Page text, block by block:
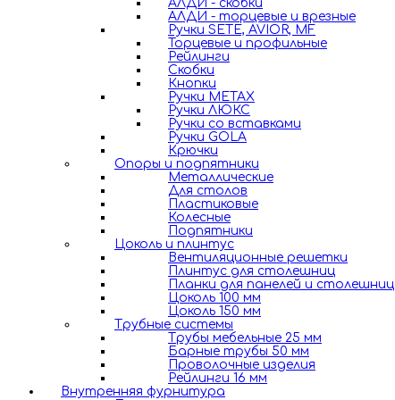
АЛДИ - скобки
АЛДИ - торцевые и врезные
Ручки SETE, AVIOR, MF
Торцевые и профильные
Рейлинги
Скобки
Кнопки
Ручки METAX
Ручки ЛЮКС
Ручки со вставками
Ручки GOLA
Крючки
Опоры и подпятники
Металлические
Для столов
Пластиковые
Колесные
Подпятники
Цоколь и плинтус
Вентиляционные решетки
Плинтус для столешниц
Планки для панелей и столешниц
Цоколь 100 мм
Цоколь 150 мм
Трубные системы
Трубы мебельные 25 мм
Барные трубы 50 мм
Проволочные изделия
Рейлинги 16 мм
Внутренняя фурнитура